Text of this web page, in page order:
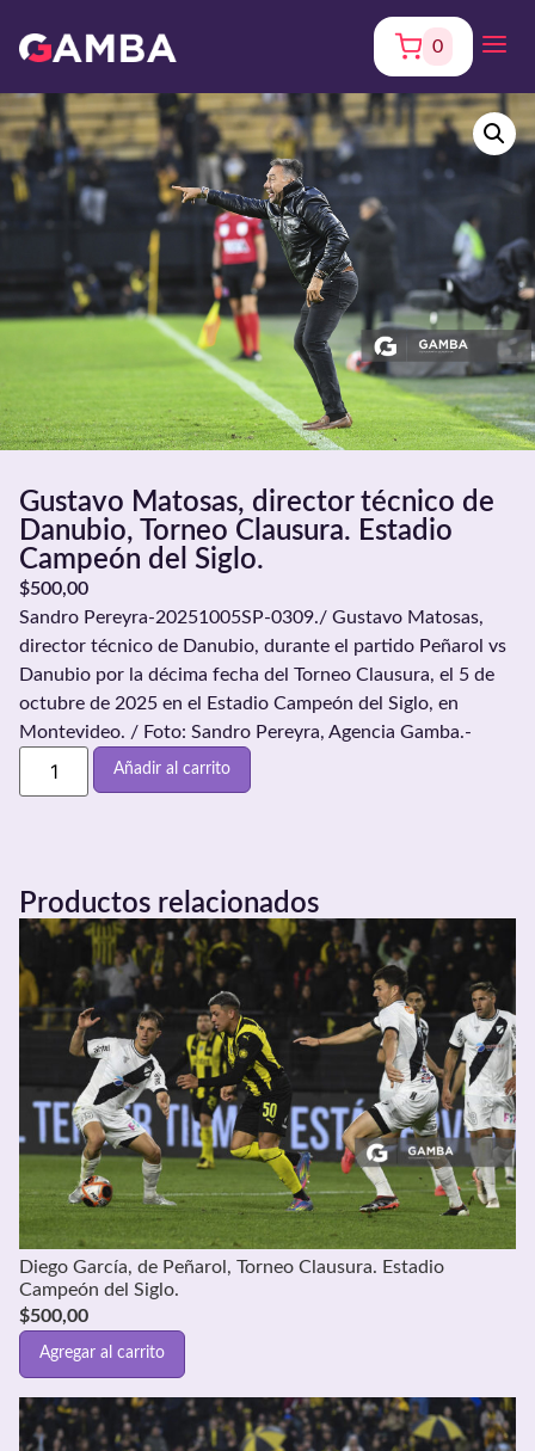
0
Gustavo Matosas, director técnico de
Danubio, Torneo Clausura. Estadio
Campeón del Siglo.
$500,00
Sandro Pereyra-20251005SP-0309./ Gustavo Matosas,
director técnico de Danubio, durante el partido Peñarol vs
Danubio por la décima fecha del Torneo Clausura, el 5 de
octubre de 2025 en el Estadio Campeón del Siglo, en
Montevideo. / Foto: Sandro Pereyra, Agencia Gamba.-
Añadir al carrito
Productos relacionados
Diego García, de Peñarol, Torneo Clausura. Estadio
Campeón del Siglo.
$500,00
Agregar al carrito